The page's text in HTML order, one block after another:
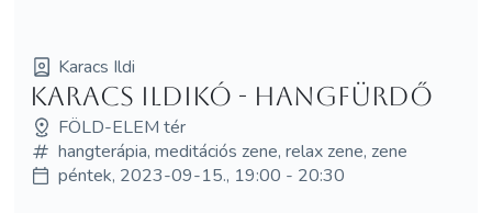
Karacs Ildi
Karacs Ildikó - HANGFÜRDŐ
FÖLD-ELEM tér
hangterápia, meditációs zene, relax zene, zene
péntek, 2023-09-15., 19:00 - 20:30